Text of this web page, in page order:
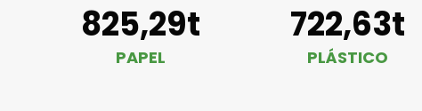
825,29t
PAPEL
722,63t
PLÁSTICO